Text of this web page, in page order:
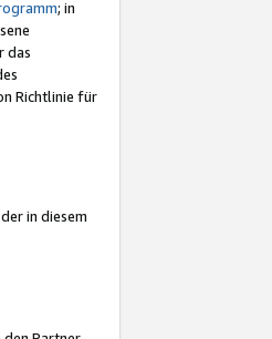
; in
das
Richtlinie für
in diesem